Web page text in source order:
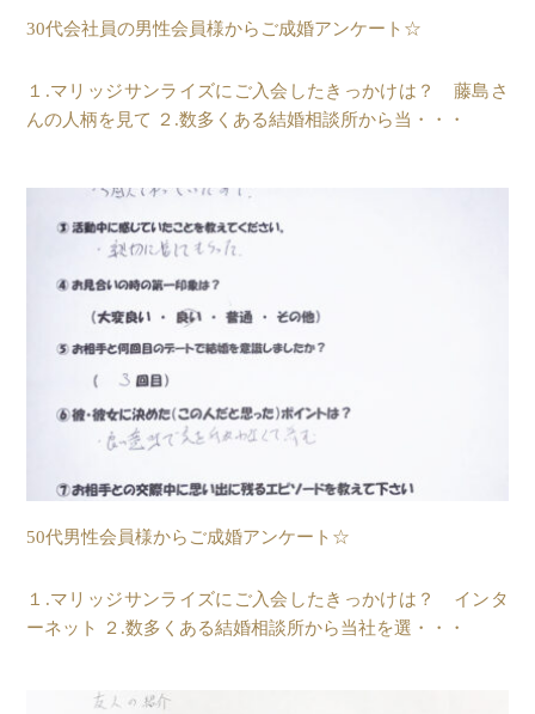
30代会社員の男性会員様からご成婚アンケート☆
１.マリッジサンライズにご入会したきっかけは？ 藤島さ
んの人柄を見て ２.数多くある結婚相談所から当・・・
50代男性会員様からご成婚アンケート☆
１.マリッジサンライズにご入会したきっかけは？ インタ
ーネット ２.数多くある結婚相談所から当社を選・・・